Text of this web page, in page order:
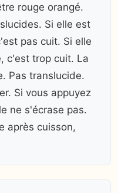
rouge orangé.
Si elle est
pas cuit. Si elle
c'est trop cuit. La
Pas translucide.
Si vous appuyez
ne s'écrase pas.
après cuisson,